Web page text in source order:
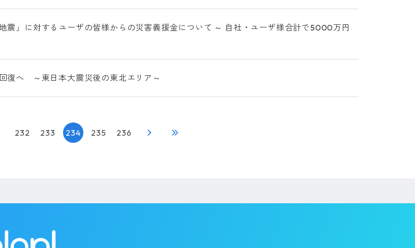
震」に対するユーザの皆様からの災害義援金について ～ 自社・ユーザ様合計で5000万円
復へ ～東日本大震災後の東北エリア～
232 233 234 235 236